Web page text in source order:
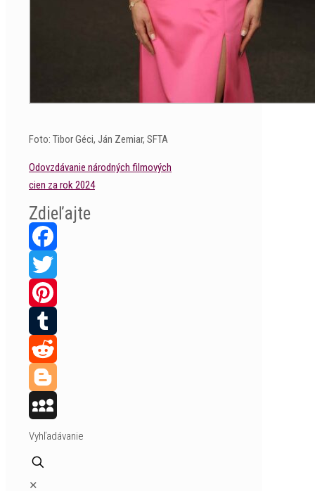
Foto: Tibor Géci, Ján Zemiar, SFTA
Odovzdávanie národných filmových
cien za rok 2024
Zdieľajte
Facebook
Twitter
Pinterest
Tumblr
Reddit
Blogger
MySpace
Vyhľadávanie
✕